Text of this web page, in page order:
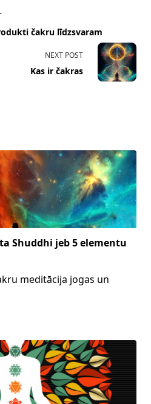
čakru līdzsvaram
NEXT POST
Kas ir čakras
Shuddhi jeb 5 elementu
meditācija jogas un